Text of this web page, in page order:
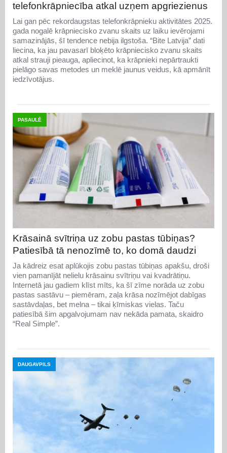
telefonkrāpniecība atkal uzņem apgriezienus
Lai gan pēc rekordaugstas telefonkrāpnieku aktivitātes 2025.
gada nogalē krāpniecisko zvanu skaits uz laiku ievērojami
samazinājās, šī tendence nebija ilgstoša. “Bite Latvija” dati
liecina, ka jau pavasarī bloķēto krāpniecisko zvanu skaits
atkal strauji pieauga, apliecinot, ka krāpnieki nepārtraukti
pielāgo savas metodes un meklē jaunus veidus, kā apmānīt
iedzīvotājus.
PASAULĒ
Krāsainā svītriņa uz zobu pastas tūbiņas?
Patiesībā tā nenozīmē to, ko domā daudzi
Ja kādreiz esat aplūkojis zobu pastas tūbiņas apakšu, droši
vien pamanījāt nelielu krāsainu svītriņu vai kvadrātiņu.
Internetā jau gadiem klīst mīts, ka šī zīme norāda uz zobu
pastas sastāvu – piemēram, zaļa krāsa nozīmējot dabīgas
sastāvdaļas, bet melna – tikai ķīmiskas vielas. Taču
patiesībā šim apgalvojumam nav nekāda pamata, skaidro
“Real Simple”.
DAUGAVPILS